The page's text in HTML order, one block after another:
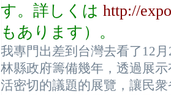
す。詳しくは http://
もあります）。
我專門出差到台灣去看了12
林縣政府籌備幾年，透過展
活密切的議題的展覽，讓民